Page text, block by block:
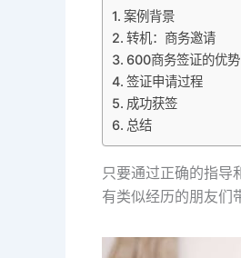
案例背景
转机：商务邀请
600商务签证的优
签证申请过程
成功获签
总结
只要通过正确的指导
有类似经历的朋友们